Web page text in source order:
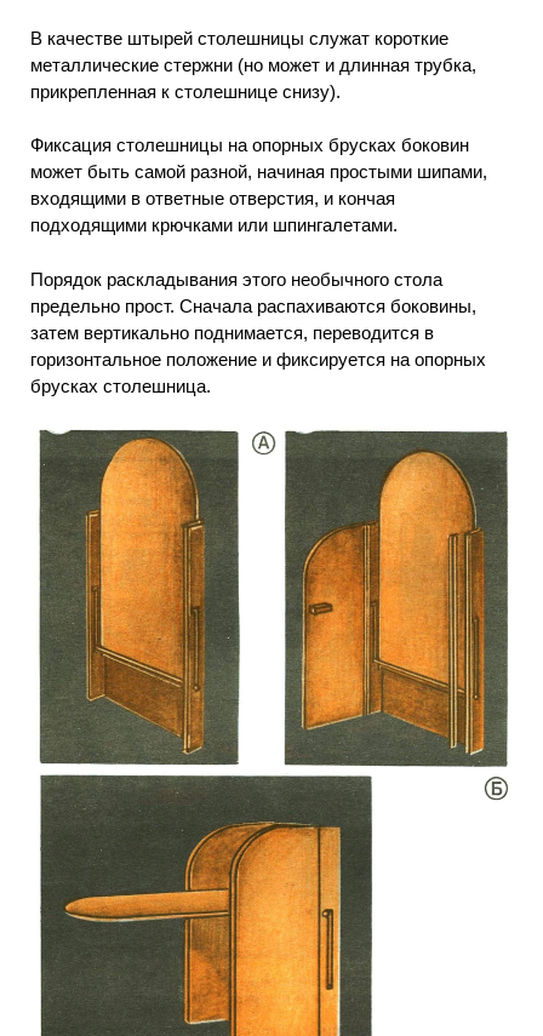
В качестве штырей столешницы служат короткие
металлические стержни (но может и длинная трубка,
прикрепленная к столешнице снизу).
Фиксация столешницы на опорных брусках боковин
может быть самой разной, начиная простыми шипами,
входящими в ответные отверстия, и кончая
подходящими крючками или шпингалетами.
Порядок раскладывания этого необычного стола
предельно прост. Сначала распахиваются боковины,
затем вертикально поднимается, переводится в
горизонтальное положение и фиксируется на опорных
брусках столешница.